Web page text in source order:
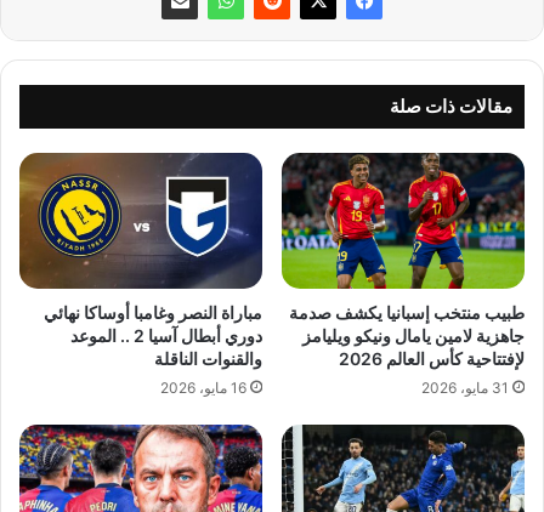
مقالات ذات صلة
طبيب منتخب إسبانيا يكشف صدمة
جاهزية لامين يامال ونيكو ويليامز
لإفتتاحية كأس العالم 2026
31 مايو، 2026
مباراة النصر وغامبا أوساكا نهائي
دوري أبطال آسيا 2 .. الموعد
والقنوات الناقلة
16 مايو، 2026